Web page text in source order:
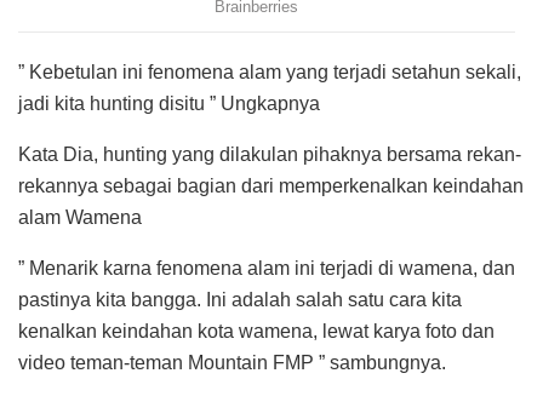
” Kebetulan ini fenomena alam yang terjadi setahun sekali,
jadi kita hunting disitu ” Ungkapnya
Kata Dia, hunting yang dilakulan pihaknya bersama rekan-
rekannya sebagai bagian dari memperkenalkan keindahan
alam Wamena
” Menarik karna fenomena alam ini terjadi di wamena, dan
pastinya kita bangga. Ini adalah salah satu cara kita
kenalkan keindahan kota wamena, lewat karya foto dan
video teman-teman Mountain FMP ” sambungnya.